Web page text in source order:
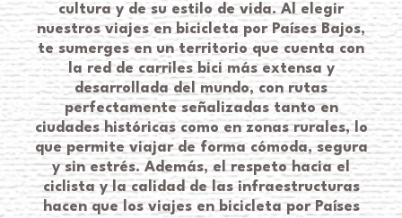
cultura y de su estilo de vida. Al elegir
nuestros viajes en bicicleta por Países Bajos,
te sumerges en un territorio que cuenta con
la red de carriles bici más extensa y
desarrollada del mundo, con rutas
perfectamente señalizadas tanto en
ciudades históricas como en zonas rurales, lo
que permite viajar de forma cómoda, segura
y sin estrés. Además, el respeto hacia el
ciclista y la calidad de las infraestructuras
hacen que los viajes en bicicleta por Países